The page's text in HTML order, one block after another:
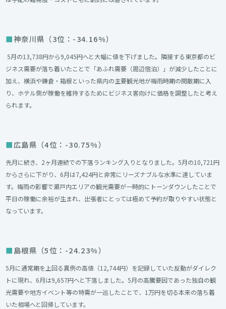
神奈川県（3位：-34.16%）
5月の13,738円から9,045円へと大幅に値を下げました。隣接する東京都のビ
ジネス需要が落ち着いたことで「あふれ需要（周辺宿泊）」が減少したことに
加え、横浜や鎌倉・箱根といった県内の主要観光地が梅雨時期の閑散期に入
り、ホテル側が稼働を維持するためにビジネス客向けに価格を調整したと考え
られます。
広島県（4位：-30.75%）
先月に続き、2ヶ月連続での下落ランキング入りとなりました。5月の10,721円
からさらに下がり、6月は7,424円と非常にリーズナブルな水準に達していま
す。梅雨の影響で瀬戸内エリアの観光需要が一時的にトーンダウンしたことで
平日の稼働に余裕が生まれ、出張者にとっては極めて予約が取りやすい状態と
なっています。
島根県（5位：-24.23%）
5月に通常期を上回る異例の高値（12,744円）を記録していた反動がダイレク
トに現れ、6月は9,657円へと下落しました。5月の高騰要因であった独自の観
光需要や地方イベント等の特需が一巡したことで、1万円を切る本来の落ち着
いた相場へと回帰しています。